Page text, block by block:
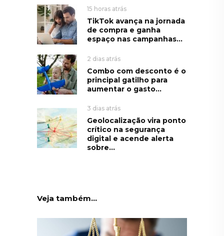
15 horas atrás
TikTok avança na jornada
de compra e ganha
espaço nas campanhas...
2 dias atrás
Combo com desconto é o
principal gatilho para
aumentar o gasto...
3 dias atrás
Geolocalização vira ponto
crítico na segurança
digital e acende alerta
sobre...
Veja também...